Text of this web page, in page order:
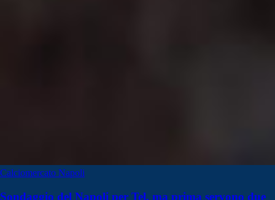
Calciomercato Napoli
Sondaggio del Napoli per Tel, ma prima servono due